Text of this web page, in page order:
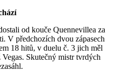
od kouče Quennevillea za
V předchozích dvou zápasech
18 hitů, v duelu č. 3 jich měl
Skutečný mistr tvrdých